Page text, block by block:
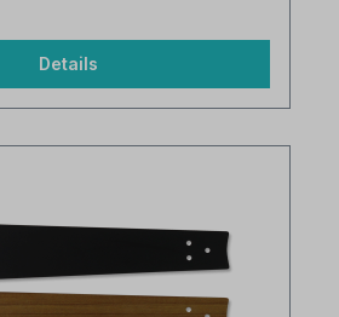
Details